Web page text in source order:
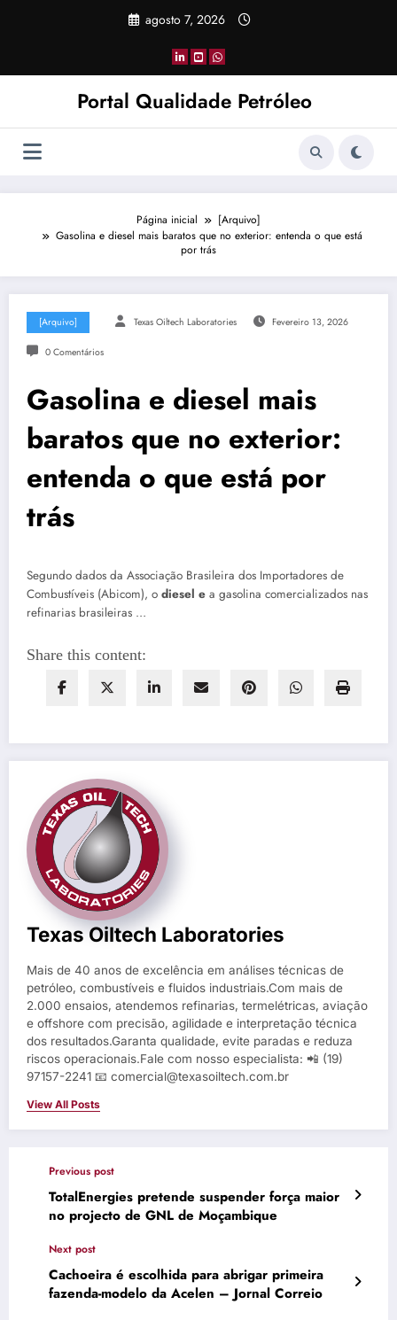
agosto 7, 2026
Portal Qualidade Petróleo
Página inicial
[Arquivo]
Gasolina e diesel mais baratos que no exterior: entenda o que está
por trás
[Arquivo] Texas Oiltech Laboratories Fevereiro 13, 2026
0 Comentários
Gasolina e diesel mais
baratos que no exterior:
entenda o que está por
trás
Segundo dados da Associação Brasileira dos Importadores de
Combustíveis (Abicom), o diesel e a gasolina comercializados nas
refinarias brasileiras …
Share this content:
Texas Oiltech Laboratories
Mais de 40 anos de excelência em análises técnicas de
petróleo, combustíveis e fluidos industriais.Com mais de
2.000 ensaios, atendemos refinarias, termelétricas, aviação
e offshore com precisão, agilidade e interpretação técnica
dos resultados.Garanta qualidade, evite paradas e reduza
riscos operacionais.Fale com nosso especialista: 📲 (19)
97157-2241 📧 comercial@texasoiltech.com.br
View All Posts
Previous post
TotalEnergies pretende suspender força maior
no projecto de GNL de Moçambique
Next post
Cachoeira é escolhida para abrigar primeira
fazenda-modelo da Acelen – Jornal Correio